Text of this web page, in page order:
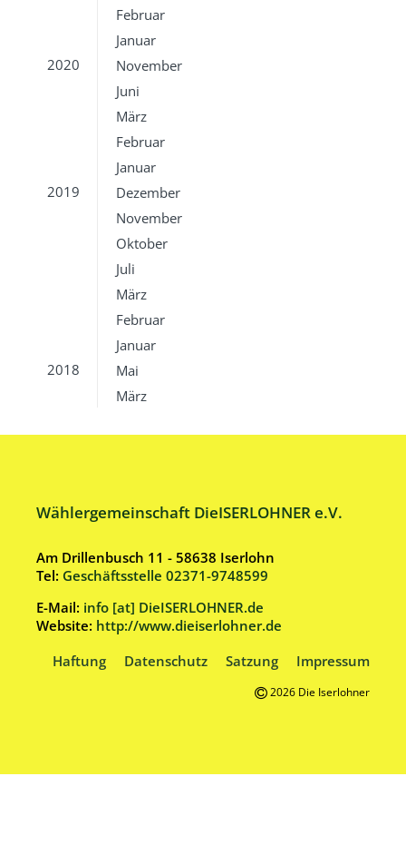
Februar
Januar
2020
November
Juni
März
Februar
Januar
2019
Dezember
November
Oktober
Juli
März
Februar
Januar
2018
Mai
März
Wählergemeinschaft DieISERLOHNER e.V.
Am Drillenbusch 11 - 58638 Iserlohn
Tel: Geschäftsstelle 02371-9748599
E-Mail: info [at] DieISERLOHNER.de
Website: http://www.dieiserlohner.de
Haftung
Datenschutz Satzung Impressum
2026 Die Iserlohner